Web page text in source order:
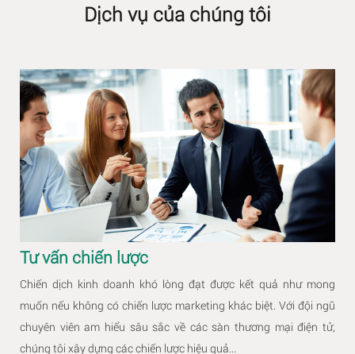
Dịch vụ của chúng tôi
Tư vấn chiến lược
Chiến dịch kinh doanh khó lòng đạt được kết quả như mong
muốn nếu không có chiến lược marketing khác biệt. Với đội ngũ
chuyên viên am hiểu sâu sắc về các sàn thương mại điện tử,
chúng tôi xây dựng các chiến lược hiệu quả...